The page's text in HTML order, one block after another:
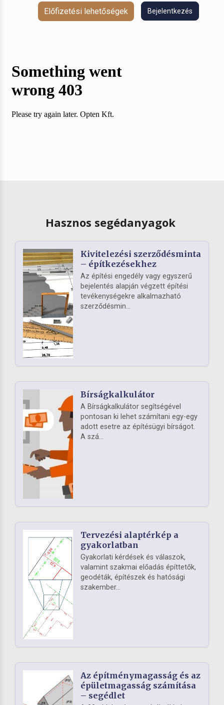
Előfizetési lehetőségek Bejelentkezés
Hasznos segédanyagok
Kivitelezési szerződésminta
– építkezésekhez
Az építési engedély vagy egyszerű
bejelentés alapján végzett építési
tevékenységekre alkalmazható
szerződésmin...
Bírságkalkulátor
A Bírságkalkulátor segítségével
pontosan ki lehet számítani egy-egy
adott esetre az építésügyi bírságot.
A szá...
Tervezési alaptérkép a
gyakorlatban
Gyakorlati kérdések és válaszok,
valamint szakmai előadás építtetők,
geodéták, építészek és hatósági
szakember...
Az építménymagasság és az
épületmagasság számítása
– segédlet